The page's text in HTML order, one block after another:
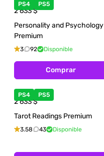
PS4 PS5
2 633$
Personality and Psychology
Premium
3 92 Disponible
Comprar
PS4 PS5
2 633$
Tarot Readings Premium
3.58 43 Disponible